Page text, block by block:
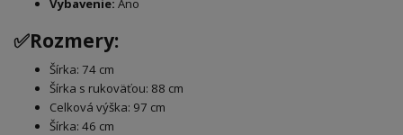
✅Rozmery:
Šírka: 74 cm
Šírka s rukoväťou: 88 cm
Celková výška: 97 cm
Šírka: 46 cm